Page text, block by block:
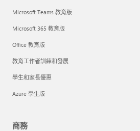
Microsoft Teams 教育版
Microsoft 365 教育版
Office 教育版
教育工作者訓練和發展
學生和家長優惠
Azure 學生版
商務